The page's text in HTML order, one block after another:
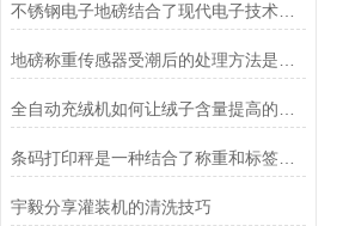
不锈钢电子地磅结合了现代电子技术和高质量不锈钢材料的优点
条码打印秤是一种结合了称重和标签打印功能的设备
宇毅分享灌装机的清洗技巧